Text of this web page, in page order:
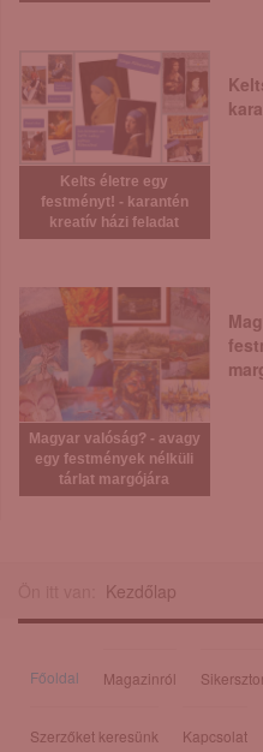
Kelts életre egy
festményt! - karantén
kreatív házi feladat
Magyar valóság? - avagy
egy festmények nélküli
tárlat margójára
Kezdőlap
Főoldal Magazinról
Szerzőket keresünk Kapcsolat